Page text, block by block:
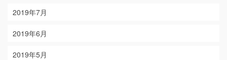
2019年7月
2019年6月
2019年5月